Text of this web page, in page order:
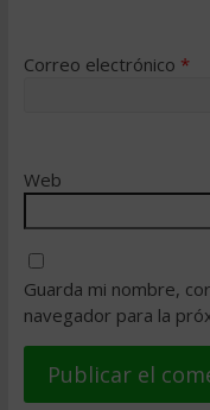
Correo electrónico *
Web
Guarda mi nombre,
navegador para la